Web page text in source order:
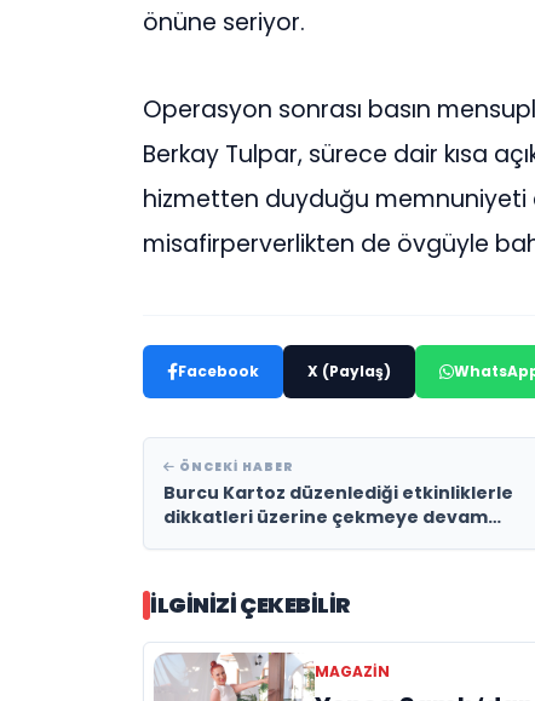
önüne seriyor.
Operasyon sonrası basın
Berkay Tulpar, sürece dair kısa
hizmetten duyduğu memnuniyeti
misafirperverlikten de övgüyle
Facebook X (Paylaş)
ÖNCEKI HABER
Burcu Kartoz düzenlediği etkinliklerle
dikkatleri üzerine çekmeye devam
İLGINIZI ÇEKEBILIR
MAGAZIN